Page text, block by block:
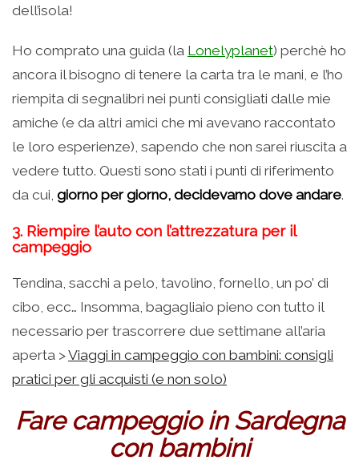
dell’isola!
Ho comprato una guida (la Lonelyplanet) perchè ho
ancora il bisogno di tenere la carta tra le mani, e l’ho
riempita di segnalibri nei punti consigliati dalle mie
amiche (e da altri amici che mi avevano raccontato
le loro esperienze), sapendo che non sarei riuscita a
vedere tutto. Questi sono stati i punti di riferimento
da cui, giorno per giorno, decidevamo dove andare.
3. Riempire l’auto con l’attrezzatura per il
campeggio
Tendina, sacchi a pelo, tavolino, fornello, un po’ di
cibo, ecc… Insomma, bagagliaio pieno con tutto il
necessario per trascorrere due settimane all’aria
aperta >Viaggi in campeggio con bambini: consigli
pratici per gli acquisti (e non solo)
Fare campeggio in Sardegna
con bambini